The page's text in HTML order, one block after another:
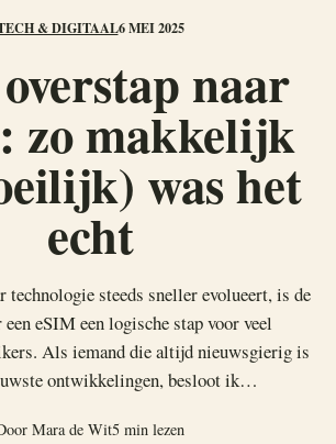
& DIGITAAL6 MEI 2025
naar
zo makkelijk
was het
echt
technologie steeds sneller evolueert, is de
een eSIM een logische stap voor veel
Als iemand die altijd nieuwsgierig is
ontwikkelingen, besloot ik…
Mara de Wit5 min lezen